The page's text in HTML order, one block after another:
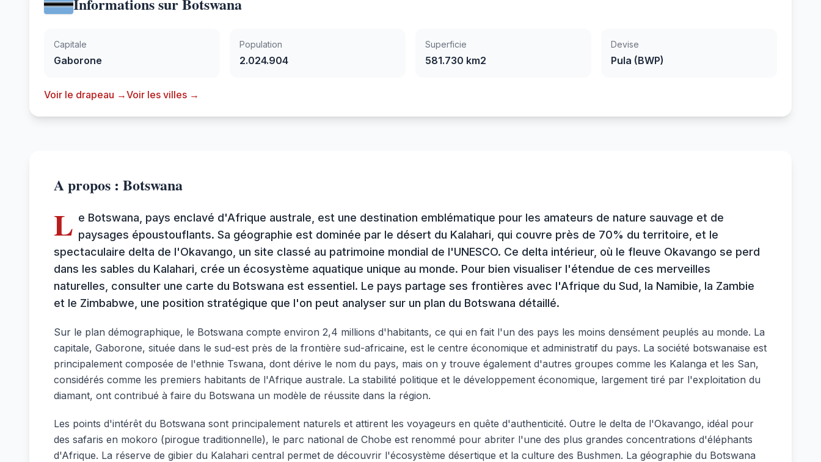
Capitale
Gaborone
Population
2.024.904
Superficie
581.730 km2
Devise
Pula (BWP)
Voir le drapeau →Voir les villes →
A propos : Botswana
L e Botswana, pays enclavé d'Afrique australe, est une destination emblématique pour les amateurs de nature sauvage et de
paysages époustouflants. Sa géographie est dominée par le désert du Kalahari, qui couvre près de 70% du territoire, et le
spectaculaire delta de l'Okavango, un site classé au patrimoine mondial de l'UNESCO. Ce delta intérieur, où le fleuve Okavango se perd
dans les sables du Kalahari, crée un écosystème aquatique unique au monde. Pour bien visualiser l'étendue de ces merveilles
naturelles, consulter une carte du Botswana est essentiel. Le pays partage ses frontières avec l'Afrique du Sud, la Namibie, la Zambie
et le Zimbabwe, une position stratégique que l'on peut analyser sur un plan du Botswana détaillé.
Sur le plan démographique, le Botswana compte environ 2,4 millions d'habitants, ce qui en fait l'un des pays les moins densément peuplés au monde. La
capitale, Gaborone, située dans le sud-est près de la frontière sud-africaine, est le centre économique et administratif du pays. La société botswanaise est
principalement composée de l'ethnie Tswana, dont dérive le nom du pays, mais on y trouve également d'autres groupes comme les Kalanga et les San,
considérés comme les premiers habitants de l'Afrique australe. La stabilité politique et le développement économique, largement tiré par l'exploitation du
diamant, ont contribué à faire du Botswana un modèle de réussite dans la région.
Les points d'intérêt du Botswana sont principalement naturels et attirent les voyageurs en quête d'authenticité. Outre le delta de l'Okavango, idéal pour
des safaris en mokoro (pirogue traditionnelle), le parc national de Chobe est renommé pour abriter l'une des plus grandes concentrations d'éléphants
d'Afrique. La réserve de gibier du Kalahari central permet de découvrir l'écosystème désertique et la culture des Bushmen. La géographie du Botswana